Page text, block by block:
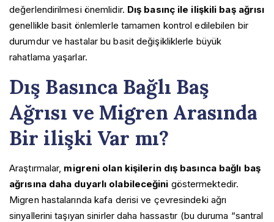
değerlendirilmesi önemlidir. Dış basınç ile ilişkili baş ağrısı
genellikle basit önlemlerle tamamen kontrol edilebilen bir
durumdur ve hastalar bu basit değişikliklerle büyük
rahatlama yaşarlar.
Dış Basınca Bağlı Baş
Ağrısı ve Migren Arasında
Bir ilişki Var mı?
Araştırmalar, migreni olan kişilerin dış basınca bağlı baş
ağrısına daha duyarlı olabileceğini göstermektedir.
Migren hastalarında kafa derisi ve çevresindeki ağrı
sinyallerini taşıyan sinirler daha hassastır (bu duruma “santral